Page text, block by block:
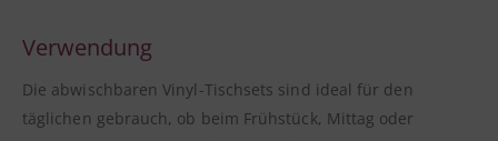
Verwendung
Die abwischbaren Vinyl-Tischsets sind ideal für den
täglichen gebrauch, ob beim Frühstück, Mittag oder